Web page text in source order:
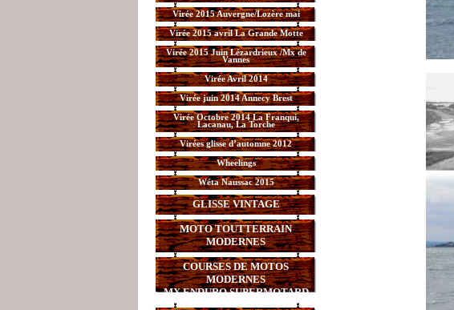
Virée 2015 Auvergne/Lozère mai
Virée 2015 avril La Grande Motte
Virée 2015 Juin Lézardrieux /Mx de
Vannes
Virée Avril 2014
Virée juin 2014 Annecy Brest
Virée Octobre 2014 La Franqui,
Lacanau, La Torche
Virées glisse d’automne 2012
Wheelings
Wéta Naussac 2015
GLISSE VINTAGE
MOTO TOUTTERRAIN
MODERNES
COURSES DE MOTOS
MODERNES
MX,ENDURO,SUPERMOTARD